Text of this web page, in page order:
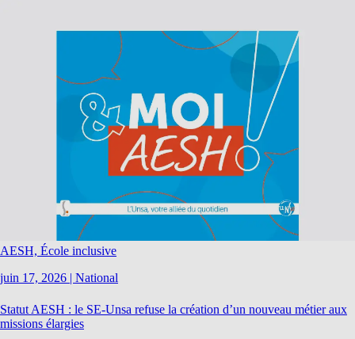
AESH, École inclusive
juin 17, 2026 | National
Statut AESH : le SE-Unsa refuse la création d’un nouveau métier aux
missions élargies